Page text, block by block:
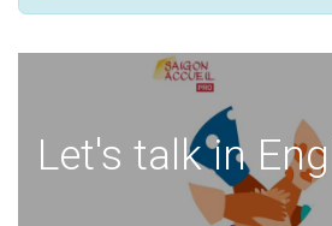
Let's talk in